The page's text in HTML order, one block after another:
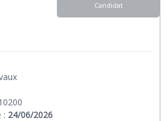
: 24/06/2026
Candidat